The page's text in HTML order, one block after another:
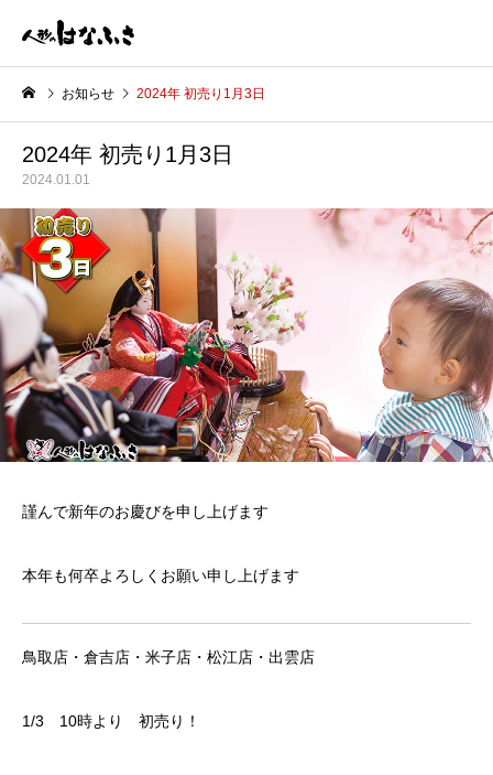
お知らせ 2024年 初売り1月3日
2024年 初売り1月3日
2024.01.01
謹んで新年のお慶びを申し上げます
本年も何卒よろしくお願い申し上げます
鳥取店・倉吉店・米子店・松江店・出雲店
1/3 10時より 初売り！